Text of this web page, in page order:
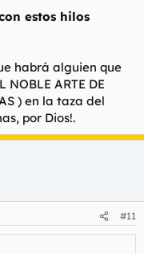
estos hilos
habrá alguien que
ARTE DE
) en la taza del
por Dios!.
#11